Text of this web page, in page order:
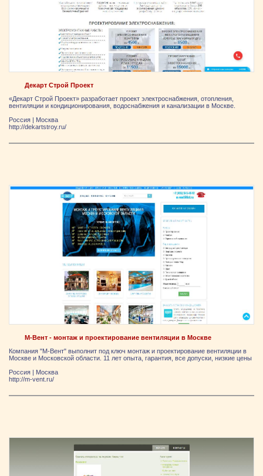
Декарт Строй Проект
«Декарт Строй Проект» разработает проект электроснабжения, отопления,
вентиляции и кондиционирования, водоснабжения и канализации в Москве.
Россия | Москва
http://dekartstroy.ru/
М-Вент - монтаж и проектирование вентиляции в Москве
Компания "М-Вент" выполнит под ключ монтаж и проектирование вентиляции в
Москве и Московской области. 11 лет опыта, гарантия, все допуски, низкие цены
Россия | Москва
http://m-vent.ru/